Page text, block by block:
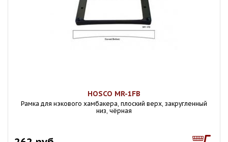
HOSCO MR-1FB
Рамка для нэкового хамбакера, плоский верх, закругленный
низ, чёрная